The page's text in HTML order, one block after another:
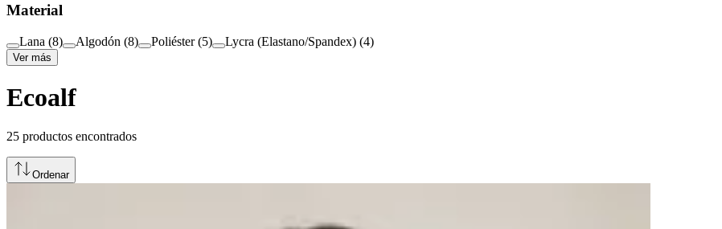
Material
Lana (8) Algodón (8) Poliéster (5) Lycra (Elastano/Spandex) (4)
Ver más
Ecoalf
25 productos encontrados
Ordenar